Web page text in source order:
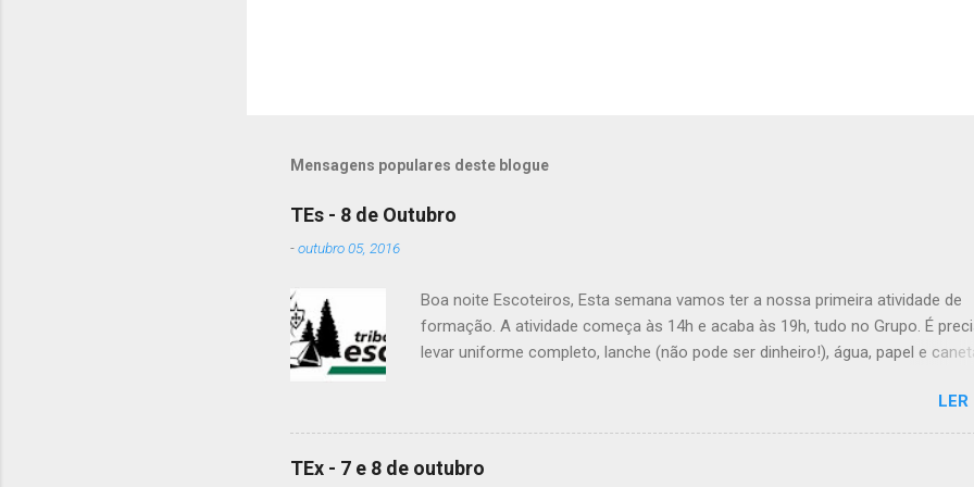
Mensagens populares deste blogue
TEs - 8 de Outubro
-outubro 05, 2016
Boa noite Escoteiros, Esta semana vamos ter a nossa primeira atividade de
formação. A atividade começa às 14h e acaba às 19h, tudo no Grupo. É
levar uniforme completo, lanche (não pode ser dinheiro!), água, papel e
Patrulha Veado , têm de levar a Ata do último Conselho de Guias, passada a
É OBRIGATÓRIO !! Max e Matilde , esta semana vão fazer a ponte com a TEx,
vejam as informações no post deles. Atenção: Ainda há patrulhas que não
TEx - 7 e 8 de outubro